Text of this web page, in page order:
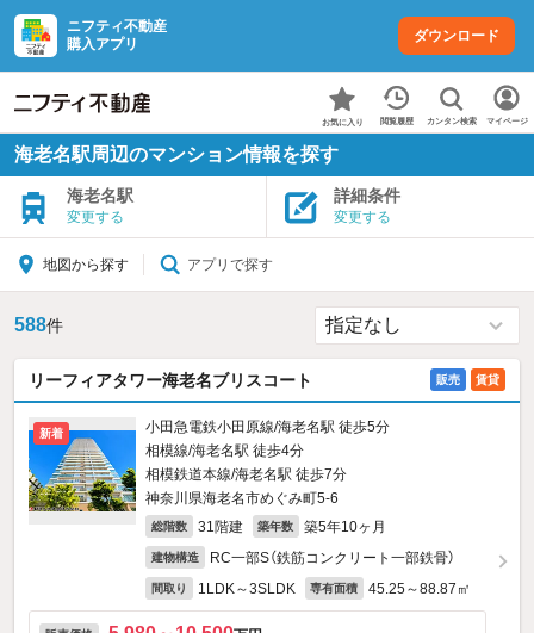
ニフティ不動産
購入アプリ
ダウンロード
お気に入り 閲覧履歴 カンタン検索 マイページ
海老名駅周辺のマンション情報を探す
海老名駅
変更する
詳細条件
変更する
地図から探す アプリで探す
588件
リーフィアタワー海老名ブリスコート 販売 賃貸
新着
小田急電鉄小田原線/海老名駅 徒歩5分
相模線/海老名駅 徒歩4分
相模鉄道本線/海老名駅 徒歩7分
神奈川県海老名市めぐみ町5-6
総階数 31階建 築年数 築5年10ヶ月
建物構造 RC一部S（鉄筋コンクリート一部鉄骨）
間取り 1LDK～3SLDK 専有面積 45.25～88.87㎡